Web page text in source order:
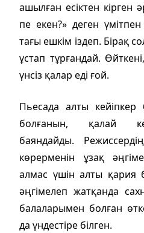
ашылған есіктен кірген
пе екен?» деген
тағы ешкім іздеп. Бірақ
ұстап тұрғандай.
үнсіз қалар еді ғой.
Пьесада алты
болғанын, қалай
баяндайды.
көрерменін ұзақ
алмас үшін алты қария
әңгімелеп жатқанда
балаларымен болған
да үндестіре білген.